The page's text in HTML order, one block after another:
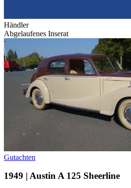
Händler
Abgelaufenes Inserat
Gutachten
1949 | Austin A 125 Sheerline